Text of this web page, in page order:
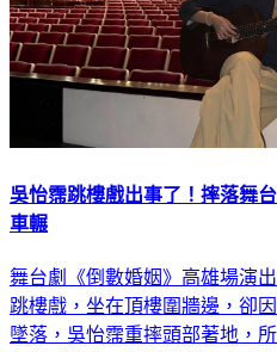
吳怡霈跳樓戲出事了！摔落舞
車輾
舞台劇《倒數婚姻》高雄場演
跳樓戲，坐在頂樓圍牆邊，卻
墜落，吳怡霈重摔頭部著地，